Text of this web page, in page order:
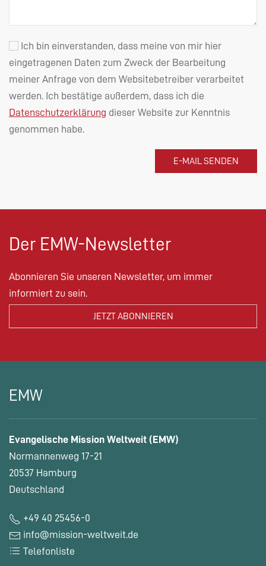
Ich bin einverstanden, dass meine von mir hier
eingetragenen Daten zum Zweck der Bearbeitung
meiner Anfrage von dem Websitebetreiber verarbeitet
werden. Ich bestätige außerdem, dass ich die
Datenschutzerklärung dieser Website zur Kenntnis
genommen habe.
Der EMW-Newsletter
Abonnieren Sie unseren Newsletter, um immer
informiert zu sein.
EMW
Evangelische Mission Weltweit (EMW)
Normannenweg 17-21
20537 Hamburg
Deutschland
+49 40 25456-0
info@mission-weltweit.de
Telefonliste